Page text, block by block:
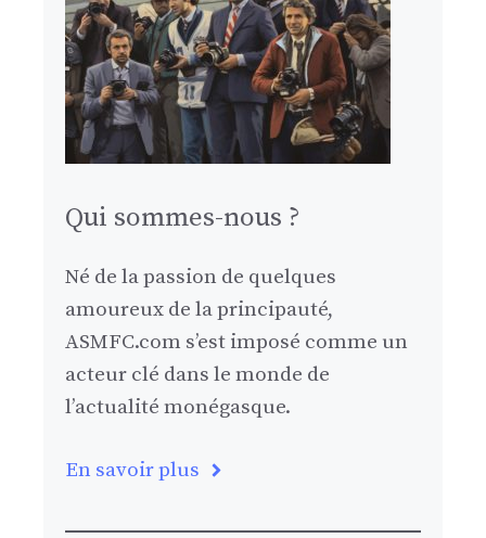
Qui sommes-nous ?
Né de la passion de quelques
amoureux de la principauté,
ASMFC.com s’est imposé comme un
acteur clé dans le monde de
l’actualité monégasque.
En savoir plus